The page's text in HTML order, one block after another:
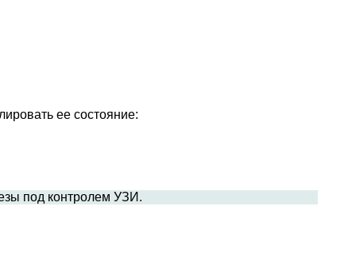
ее состояние:
под контролем УЗИ.